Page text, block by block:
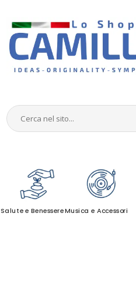
Salute e BenessereMusica e Accessori